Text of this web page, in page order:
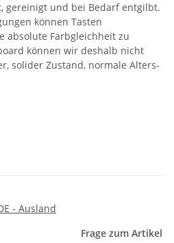
gereinigt und bei Bedarf entgilbt.
können Tasten
absolute Farbgleichheit zu
können wir deshalb nicht
solider Zustand, normale Alters-
- Ausland
Frage zum Artikel